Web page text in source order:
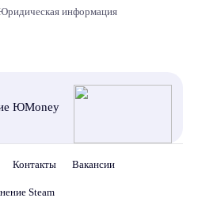
информация
ЮMoney
Контакты Вакансии
Steam